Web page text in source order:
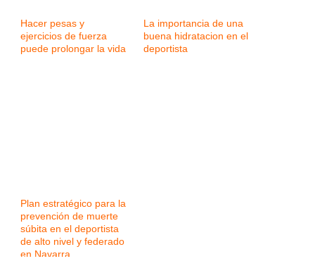
Hacer pesas y
ejercicios de fuerza
puede prolongar la vida
La importancia de una
buena hidratacion en el
deportista
Plan estratégico para la
prevención de muerte
súbita en el deportista
de alto nivel y federado
en Navarra